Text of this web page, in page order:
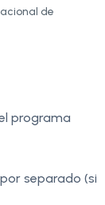
de
programa
separado (si